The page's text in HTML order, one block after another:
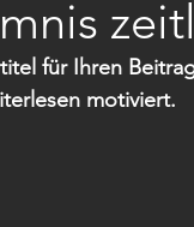
für Ihren
motiviert.